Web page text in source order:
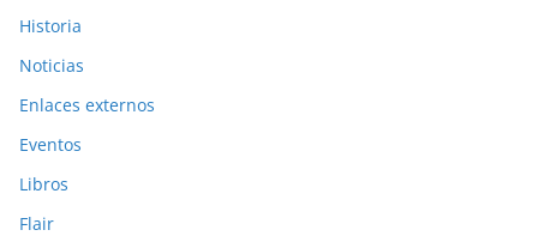
Historia
Noticias
Enlaces externos
Eventos
Libros
Flair